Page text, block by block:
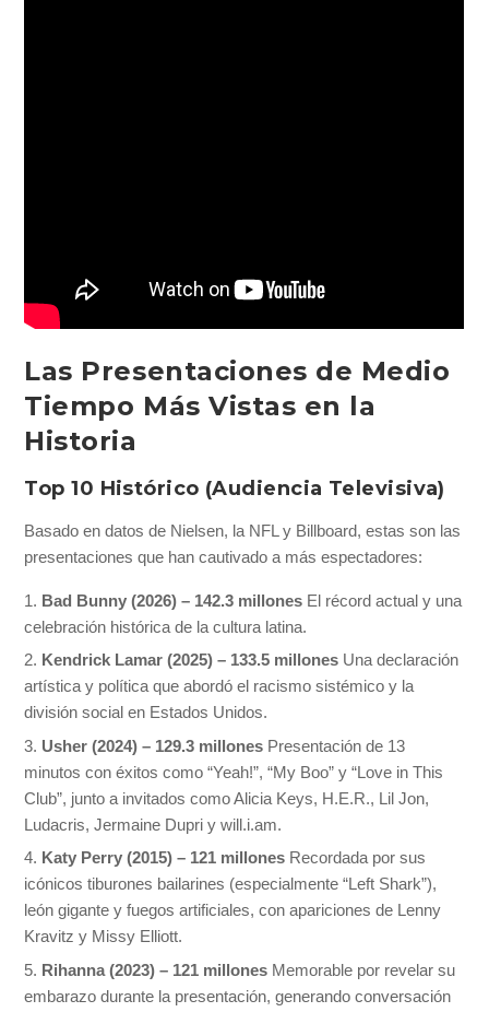
Las Presentaciones de Medio
Tiempo Más Vistas en la
Historia
Top 10 Histórico (Audiencia Televisiva)
Basado en datos de Nielsen, la NFL y Billboard, estas son las
presentaciones que han cautivado a más espectadores:
Bad Bunny (2026) – 142.3 millones El récord actual y una
celebración histórica de la cultura latina.
Kendrick Lamar (2025) – 133.5 millones Una declaración
artística y política que abordó el racismo sistémico y la
división social en Estados Unidos.
Usher (2024) – 129.3 millones Presentación de 13
minutos con éxitos como “Yeah!”, “My Boo” y “Love in This
Club”, junto a invitados como Alicia Keys, H.E.R., Lil Jon,
Ludacris, Jermaine Dupri y will.i.am.
Katy Perry (2015) – 121 millones Recordada por sus
icónicos tiburones bailarines (especialmente “Left Shark”),
león gigante y fuegos artificiales, con apariciones de Lenny
Kravitz y Missy Elliott.
Rihanna (2023) – 121 millones Memorable por revelar su
embarazo durante la presentación, generando conversación